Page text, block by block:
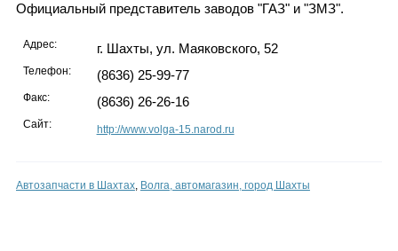
Официальный представитель заводов "ГАЗ" и "ЗМЗ".
Адрес: г. Шахты, ул. Маяковского, 52
Телефон: (8636) 25-99-77
Факс: (8636) 26-26-16
Сайт: http://www.volga-15.narod.ru
Автозапчасти в Шахтах, Волга, автомагазин, город Шахты